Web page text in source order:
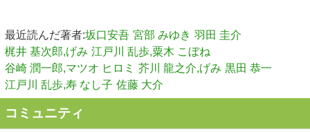
最近読んだ著者:坂口安吾 宮部 みゆき 羽田 圭介
梶井 基次郎,げみ 江戸川 乱歩,粟木 こぼね
谷崎 潤一郎,マツオ ヒロミ 芥川 龍之介,げみ 黒田 恭一
江戸川 乱歩,寿 なし子 佐藤 大介
コミュニティ